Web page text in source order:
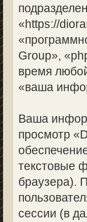
«https://
Group»,
время
«ваша
Ваша
просмотр
текстовые
браузера).
сессии (в